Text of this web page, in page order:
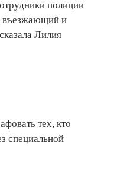
полиции
въезжающий и
Лилия
тех, кто
специальной